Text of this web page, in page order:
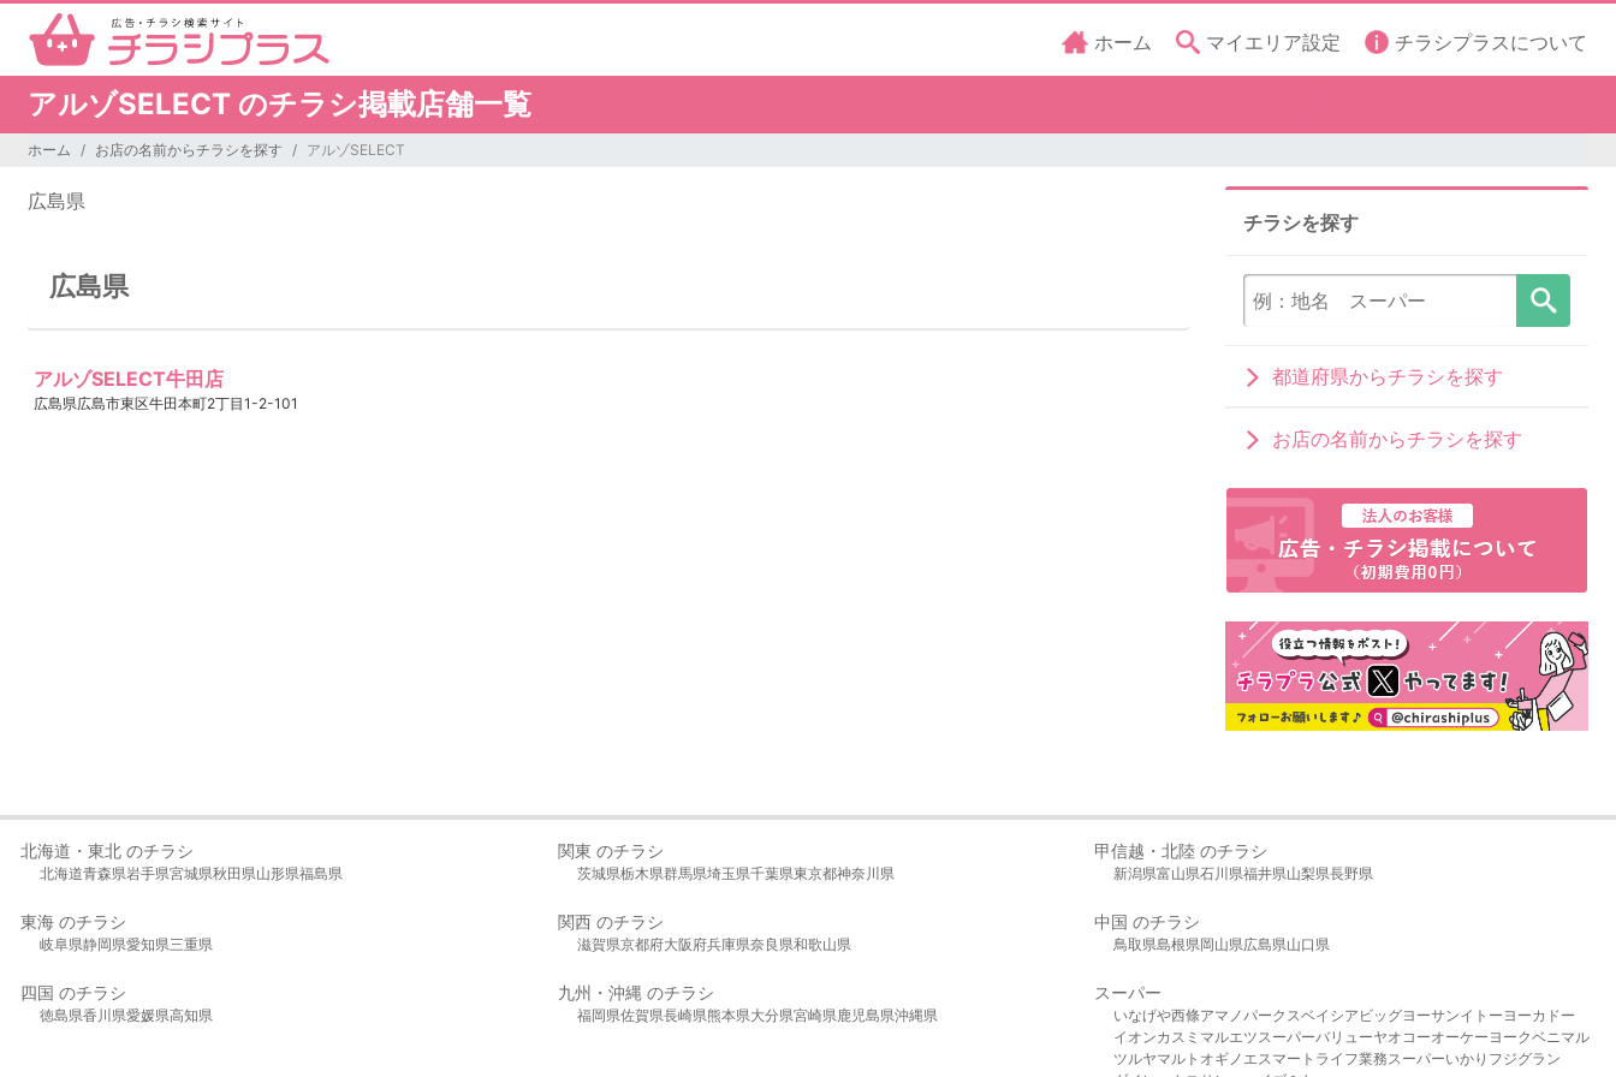
ホーム マイエリア設定 チラシプラスについて
アルゾSELECT のチラシ掲載店舗一覧
ホーム お店の名前からチラシを探す アルゾSELECT
広島県
広島県
アルゾSELECT牛田店
広島県広島市東区牛田本町2丁目1-2-101
チラシを探す
都道府県からチラシを探す
お店の名前からチラシを探す
北海道・東北 のチラシ
北海道青森県岩手県宮城県秋田県山形県福島県
関東 のチラシ
茨城県栃木県群馬県埼玉県千葉県東京都神奈川県
甲信越・北陸 のチラシ
新潟県富山県石川県福井県山梨県長野県
東海 のチラシ
岐阜県静岡県愛知県三重県
関西 のチラシ
滋賀県京都府大阪府兵庫県奈良県和歌山県
中国 のチラシ
鳥取県島根県岡山県広島県山口県
四国 のチラシ
徳島県香川県愛媛県高知県
九州・沖縄 のチラシ
福岡県佐賀県長崎県熊本県大分県宮崎県 鹿児島県沖縄県
スーパー
いなげや西條アマノパークスベイシア ビッグヨーサンイトーヨーカドー
イオンカスミ マルエツ スーパーバリューヤオコーオーケー ヨークベニマル
ツルヤマルト オギノ エスマート ライフ業務スーパーいかり フジグラン